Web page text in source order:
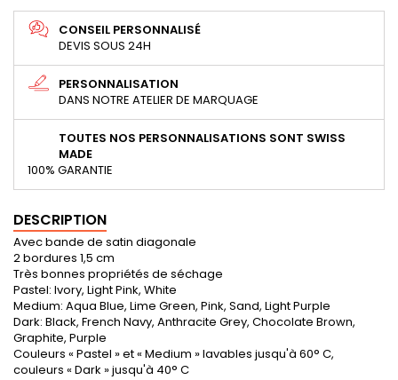
CONSEIL PERSONNALISÉ
DEVIS SOUS 24H
PERSONNALISATION
DANS NOTRE ATELIER DE MARQUAGE
TOUTES NOS PERSONNALISATIONS SONT SWISS
MADE
100% GARANTIE
DESCRIPTION
Avec bande de satin diagonale
2 bordures 1,5 cm
Très bonnes propriétés de séchage
Pastel: Ivory, Light Pink, White
Medium: Aqua Blue, Lime Green, Pink, Sand, Light Purple
Dark: Black, French Navy, Anthracite Grey, Chocolate Brown,
Graphite, Purple
Couleurs « Pastel » et « Medium » lavables jusqu'à 60° C,
couleurs « Dark » jusqu'à 40° C